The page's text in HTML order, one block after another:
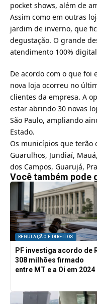
pocket shows, além de
Assim como em outras
jardim de inverno, que
degustação. O grande
atendimento 100%
De acordo com o que foi
nova loja ocorreu no
clientes da empresa. A
estar abrindo 30 novas
São Paulo, ampliando
Estado.
Os municípios que terão
Guarulhos, Jundiaí,
dos Campos, Guarujá,
Você também pode
REGULAÇÃO E DIREITOS
PF investiga acordo de
308 milhões firmado
entre MT e a Oi em 2024